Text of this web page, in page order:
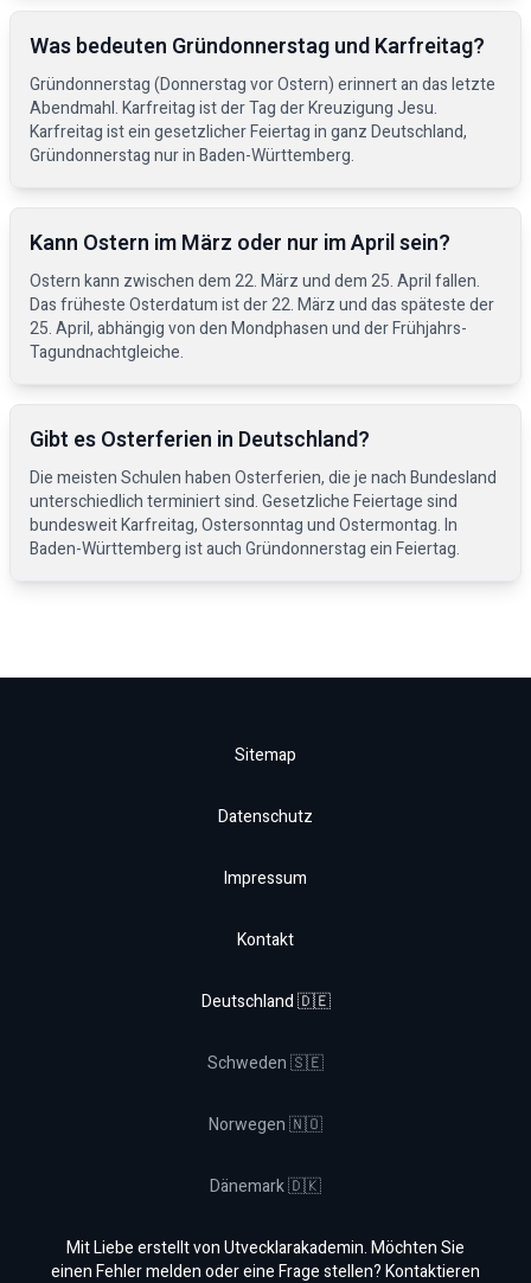
Was bedeuten Gründonnerstag und Karfreitag?
Gründonnerstag (Donnerstag vor Ostern) erinnert an das letzte
Abendmahl. Karfreitag ist der Tag der Kreuzigung Jesu.
Karfreitag ist ein gesetzlicher Feiertag in ganz Deutschland,
Gründonnerstag nur in Baden-Württemberg.
Kann Ostern im März oder nur im April sein?
Ostern kann zwischen dem 22. März und dem 25. April fallen.
Das früheste Osterdatum ist der 22. März und das späteste der
25. April, abhängig von den Mondphasen und der Frühjahrs-
Tagundnachtgleiche.
Gibt es Osterferien in Deutschland?
Die meisten Schulen haben Osterferien, die je nach Bundesland
unterschiedlich terminiert sind. Gesetzliche Feiertage sind
bundesweit Karfreitag, Ostersonntag und Ostermontag. In
Baden-Württemberg ist auch Gründonnerstag ein Feiertag.
Sitemap
Datenschutz
Impressum
Kontakt
Deutschland 🇩🇪
Schweden 🇸🇪
Norwegen 🇳🇴
Dänemark 🇩🇰
Mit Liebe erstellt von Utvecklarakademin. Möchten Sie
einen Fehler melden oder eine Frage stellen? Kontaktieren